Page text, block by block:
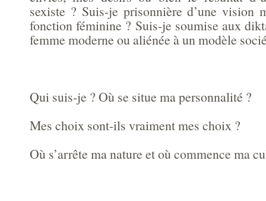
sexiste ? Suis-je prisonnière d’une vision
fonction féminine ? Suis-je soumise aux
femme moderne ou aliénée à un modèle
Qui suis-je ? Où se situe ma personnalité ?
Mes choix sont-ils vraiment mes choix ?
Où s’arrête ma nature et où commence ma